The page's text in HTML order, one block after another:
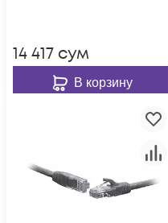
14 417 сум
В корзину